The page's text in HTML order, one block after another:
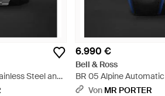
Steel and
6.990 €
Bell & Ross
BR 05 Alpine
Stainless Steel Watch -
Von MR PORTER